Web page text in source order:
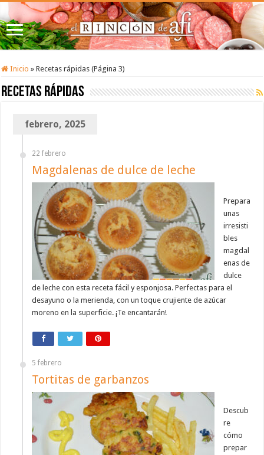
Inicio » Recetas rápidas (Página 3)
Recetas rápidas
febrero, 2025
22 febrero
Magdalenas de dulce de leche
Prepara
unas
irresisti
bles
magdal
enas de
dulce
de leche con esta receta fácil y esponjosa. Perfectas para el
desayuno o la merienda, con un toque crujiente de azúcar
moreno en la superficie. ¡Te encantarán!
5 febrero
Tortitas de garbanzos
Descub
re
cómo
prepar